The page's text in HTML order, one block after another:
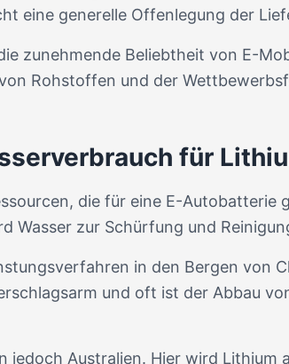
eine generelle Offenlegung der
zunehmende Beliebtheit von E-
Rohstoffen und der
für
die für eine E-Autobatterie
Wasser zur Schürfung und
in den Bergen von
und oft ist der Abbau
Australien. Hier wird Lithium